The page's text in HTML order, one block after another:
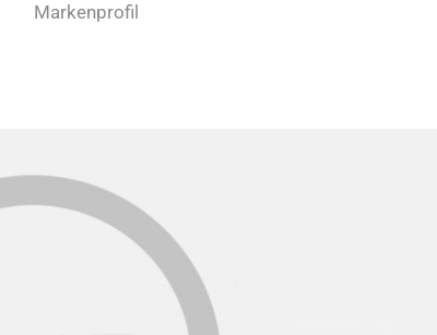
Markenprofil